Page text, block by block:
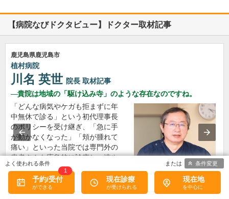
【病院なびドクタビュー】ドクター取材記事
鹿児島県鹿児島市
植村病院
川名 英世 院長 取材記事
貴院は地域の「駆け込み寺」のような存在なのですね。
「どんな病気やケガも拒まずに年
中無休で診る」という初代理事長
のポリシーを受け継ぎ、「急に手
が動かなくなった」「頬が腫れて
痛い」といった当院では専門外の
患者さんも応急的に診療し、速や
かに近隣の専門医をご…
>>記事全文を読む
予約/受付
1
現在診療 現在地
条件変更